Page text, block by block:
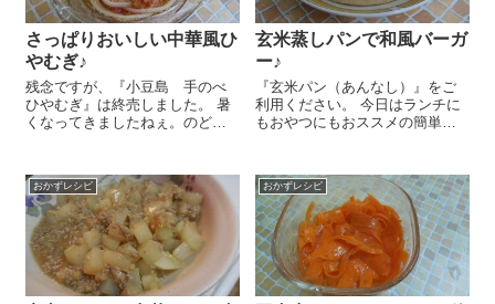
さっぱりおいしい中華風ひ
やむぎ♪
残念ですが、『小豆島 手のべ
ひやむぎ』は終売しました。 暑
くなってきましたねぇ。のどご
さて、今日はおいしい『小豆
島 手のべひやむぎ』を使った
さっぱりおいしい中華風ひ...
玄米蒸しパンで和風バーガ
ー♪
『玄米パン（あんなし）』をご
利用ください。 今日はランチに
もおやつにもおススメの簡単和
き煮などの常備菜がおいしい和
風バーガーに変身しちゃうんで
すよ～。これも和食によ...
おかずレシピ おかずレシピ